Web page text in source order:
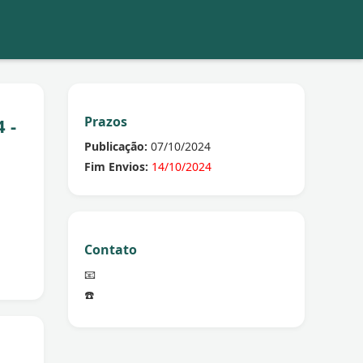
- Prazos
Publicação: 07/10/2024
Fim Envios: 14/10/2024
Contato
📧
☎️